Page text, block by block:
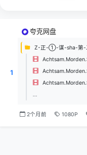
正念教练
期的旧伤
深。比约
对烦人的
1
夸克网盘
Z-正-①-谋-sha-第-
...
2个月前 1080P